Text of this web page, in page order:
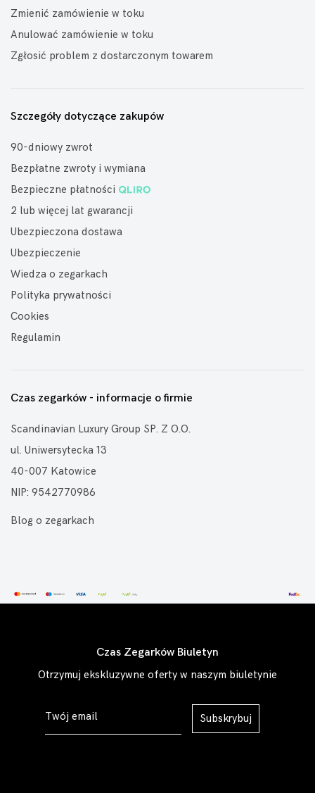
Zmienić zamówienie w toku
Anulować zamówienie w toku
Zgłosić problem z dostarczonym towarem
Szczegóły dotyczące zakupów
90-dniowy zwrot
Bezpłatne zwroty i wymiana
Bezpieczne płatności
2 lub więcej lat gwarancji
Ubezpieczona dostawa
Ubezpieczenie
Wiedza o zegarkach
Polityka prywatności
Cookies
Regulamin
Czas zegarków - informacje o firmie
Scandinavian Luxury Group SP. Z O.O.
ul. Uniwersytecka 13
40-007 Katowice
NIP: 9542770986
Blog o zegarkach
Czas Zegarków Biuletyn
Otrzymuj ekskluzywne oferty w naszym biuletynie
Subskrybuj